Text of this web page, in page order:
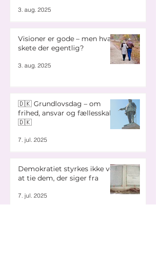
3. aug. 2025
Visioner er gode – men hvad
skete der egentlig?
3. aug. 2025
🇩🇰 Grundlovsdag – om
frihed, ansvar og fællesskab
🇩🇰
7. jul. 2025
Demokratiet styrkes ikke ved
at tie dem, der siger fra
7. jul. 2025